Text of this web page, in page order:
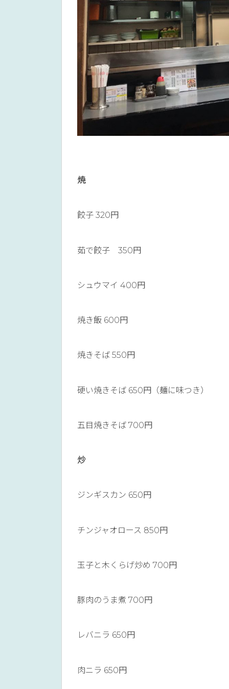
焼
餃子 320円
茹で餃子 350円
シュウマイ 400円
焼き飯 600円
焼きそば 550円
硬い焼きそば 650円（麺に味つき）
五目焼きそば 700円
炒
ジンギスカン 650円
チンジャオロース 850円
玉子と木くらげ炒め 700円
豚肉のうま煮 700円
レバニラ 650円
肉ニラ 650円